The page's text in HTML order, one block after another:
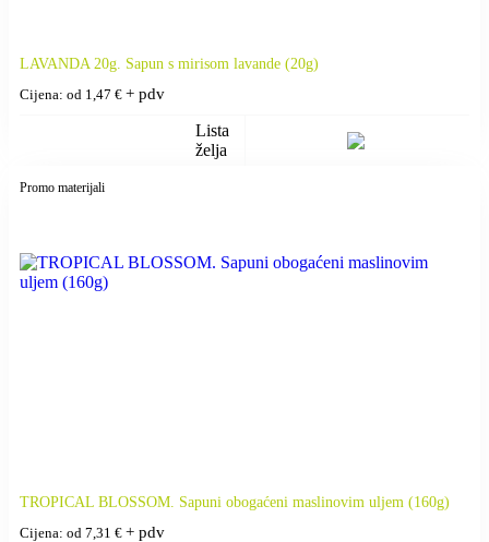
LAVANDA 20g. Sapun s mirisom lavande (20g)
Cijena: od 1,47 € + pdv
Lista
želja
Promo materijali
TROPICAL BLOSSOM. Sapuni obogaćeni maslinovim uljem (160g)
Cijena: od 7,31 € + pdv